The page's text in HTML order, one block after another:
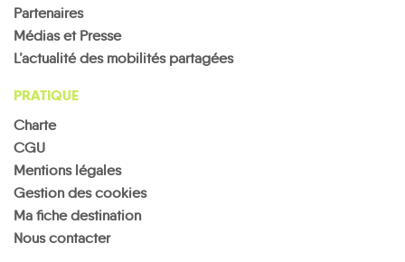
Partenaires
Médias et Presse
L’actualité des mobilités partagées
PRATIQUE
Charte
CGU
Mentions légales
Gestion des cookies
Ma fiche destination
Nous contacter